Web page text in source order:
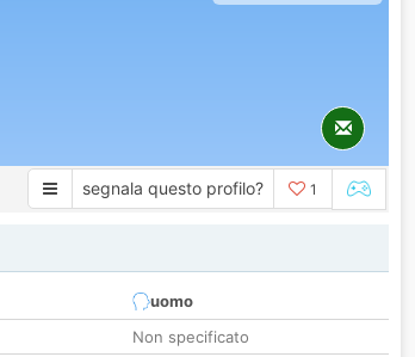
segnala questo profilo? 1
uomo
Non specificato